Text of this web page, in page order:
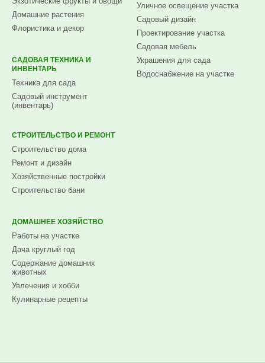
Домашние растения
Флористика и декор
САДОВАЯ ТЕХНИКА И
ИНВЕНТАРЬ
Техника для сада
Садовый инструмент
(инвентарь)
Уличное освещение участка
Садовый дизайн
Проектирование участка
Садовая мебель
Украшения для сада
Водоснабжение на участке
СТРОИТЕЛЬСТВО И РЕМОНТ
Строительство дома
Ремонт и дизайн
Хозяйственные постройки
Строительство бани
ДОМАШНЕЕ ХОЗЯЙСТВО
Работы на участке
Дача круглый год
Содержание домашних
животных
Увлечения и хобби
Кулинарные рецепты